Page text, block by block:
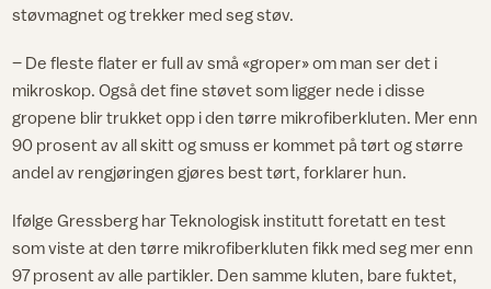
støvmagnet og trekker med seg støv.
– De fleste flater er full av små «groper» om man ser det i
mikroskop. Også det fine støvet som ligger nede i disse
gropene blir trukket opp i den tørre mikrofiberkluten. Mer enn
90 prosent av all skitt og smuss er kommet på tørt og større
andel av rengjøringen gjøres best tørt, forklarer hun.
Ifølge Gressberg har Teknologisk institutt foretatt en test
som viste at den tørre mikrofiberkluten fikk med seg mer enn
97 prosent av alle partikler. Den samme kluten, bare fuktet,